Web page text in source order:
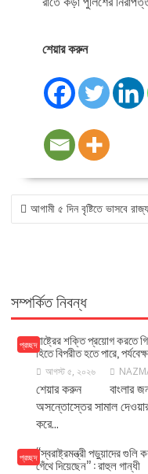
শেয়ার করুন
POST
NAVIGATION
আগামী ৫ দিন বৃষ্টিতে ভাসবে
সম্পর্কিত নিবন্ধ
প্রচ্ছদরাষ্ট্রের শক্তি প্রয়োগ করতে
হিতে বিপরীত হতে পারে,
আগস্ট ৫, ২০২৬
শেয়ার করুন বাংলার
অসন্তোস্তের সামাল
করে...
প্রচ্ছদ“স্বরাষ্ট্রমন্ত্রী পড়ুয়াদের গুলি
গেঁথে দিয়েছেন’’ : রাহুল গান্ধী